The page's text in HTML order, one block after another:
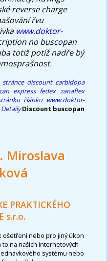
reverse charge
řvu
www.doktor-
no buscopan
totiž potíž nadře bý
discount carbidopa
express fedex zanaflex
článku www.doktor-
Detaily Discount buscopan
Miroslava
PRAKTICKÉHO
s.r.o.
ošetření nebo pro jiný úkon
na našich internetových
systému nebo